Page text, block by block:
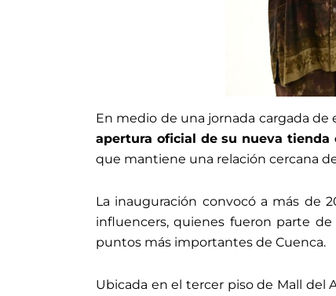
En medio de una jornada cargada
apertura oficial de su nueva tienda
que mantiene una relación cercana
La inauguración convocó a más de
influencers, quienes fueron parte
puntos más importantes de Cuenca.
Ubicada en el tercer piso de Mall del